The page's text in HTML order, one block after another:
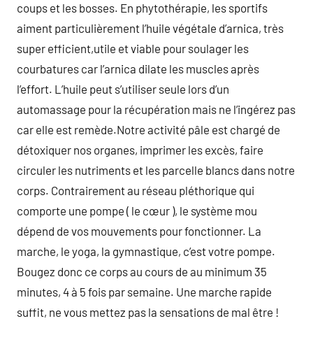
coups et les bosses. En phytothérapie, les sportifs
aiment particulièrement l’huile végétale d’arnica, très
super efficient,utile et viable pour soulager les
courbatures car l’arnica dilate les muscles après
l’effort. L’huile peut s’utiliser seule lors d’un
automassage pour la récupération mais ne l’ingérez pas
car elle est remède.Notre activité pâle est chargé de
détoxiquer nos organes, imprimer les excès, faire
circuler les nutriments et les parcelle blancs dans notre
corps. Contrairement au réseau pléthorique qui
comporte une pompe ( le cœur ), le système mou
dépend de vos mouvements pour fonctionner. La
marche, le yoga, la gymnastique, c’est votre pompe.
Bougez donc ce corps au cours de au minimum 35
minutes, 4 à 5 fois par semaine. Une marche rapide
suffit, ne vous mettez pas la sensations de mal être !